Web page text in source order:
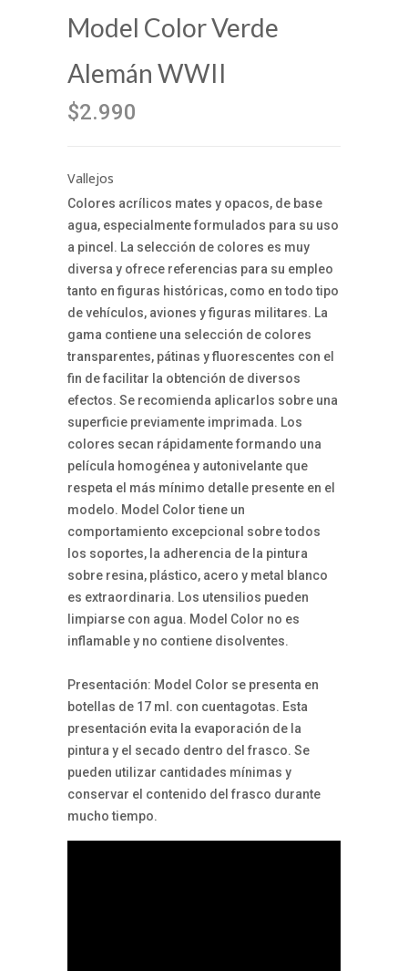
Model Color Verde
Alemán WWII
$2.990
Vallejos
Colores acrílicos mates y opacos, de base
agua, especialmente formulados para su uso
a pincel. La selección de colores es muy
diversa y ofrece referencias para su empleo
tanto en figuras históricas, como en todo tipo
de vehículos, aviones y figuras militares. La
gama contiene una selección de colores
transparentes, pátinas y fluorescentes con el
fin de facilitar la obtención de diversos
efectos. Se recomienda aplicarlos sobre una
superficie previamente imprimada. Los
colores secan rápidamente formando una
película homogénea y autonivelante que
respeta el más mínimo detalle presente en el
modelo. Model Color tiene un
comportamiento excepcional sobre todos
los soportes, la adherencia de la pintura
sobre resina, plástico, acero y metal blanco
es extraordinaria. Los utensilios pueden
limpiarse con agua. Model Color no es
inflamable y no contiene disolventes.
Presentación: Model Color se presenta en
botellas de 17 ml. con cuentagotas. Esta
presentación evita la evaporación de la
pintura y el secado dentro del frasco. Se
pueden utilizar cantidades mínimas y
conservar el contenido del frasco durante
mucho tiempo.